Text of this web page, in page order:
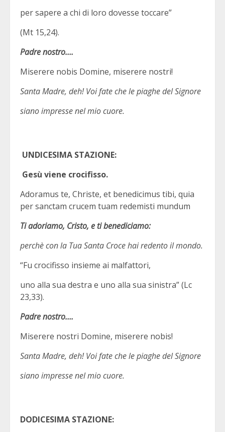
per sapere a chi di loro dovesse toccare”
(Mt 15,24).
Padre nostro….
Miserere nobis Domine, miserere nostri!
Santa Madre, deh! Voi fate che le piaghe del Signore
siano impresse nel mio cuore.
UNDICESIMA STAZIONE:
Gesù viene crocifisso.
Adoramus te, Christe, et benedicimus tibi, quia
per sanctam crucem tuam redemisti mundum
Ti adoriamo, Cristo, e ti benediciamo:
perchè con la Tua Santa Croce hai redento il mondo.
“Fu crocifisso insieme ai malfattori,
uno alla sua destra e uno alla sua sinistra” (Lc
23,33).
Padre nostro….
Miserere nostri Domine, miserere nobis!
Santa Madre, deh! Voi fate che le piaghe del Signore
siano impresse nel mio cuore.
DODICESIMA STAZIONE: